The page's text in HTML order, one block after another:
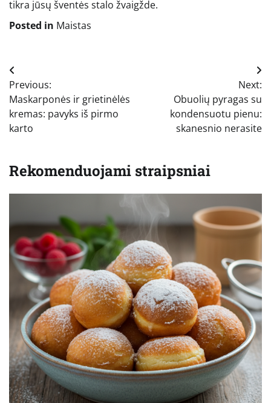
tikra jūsų šventės stalo žvaigžde.
Posted in Maistas
Navigacija
tarp
įrašų
Previous:
Maskarponės ir grietinėlės
kremas: pavyks iš pirmo
karto
Next:
Obuolių pyragas su
kondensuotu pienu:
skanesnio nerasite
Rekomenduojami straipsniai